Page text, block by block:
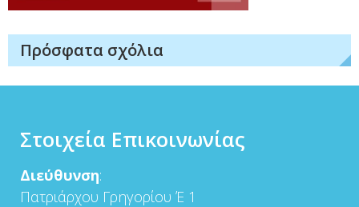
Πρόσφατα σχόλια
Στοιχεία Επικοινωνίας
Διεύθυνση:
Πατριάρχου Γρηγορίου Έ 1